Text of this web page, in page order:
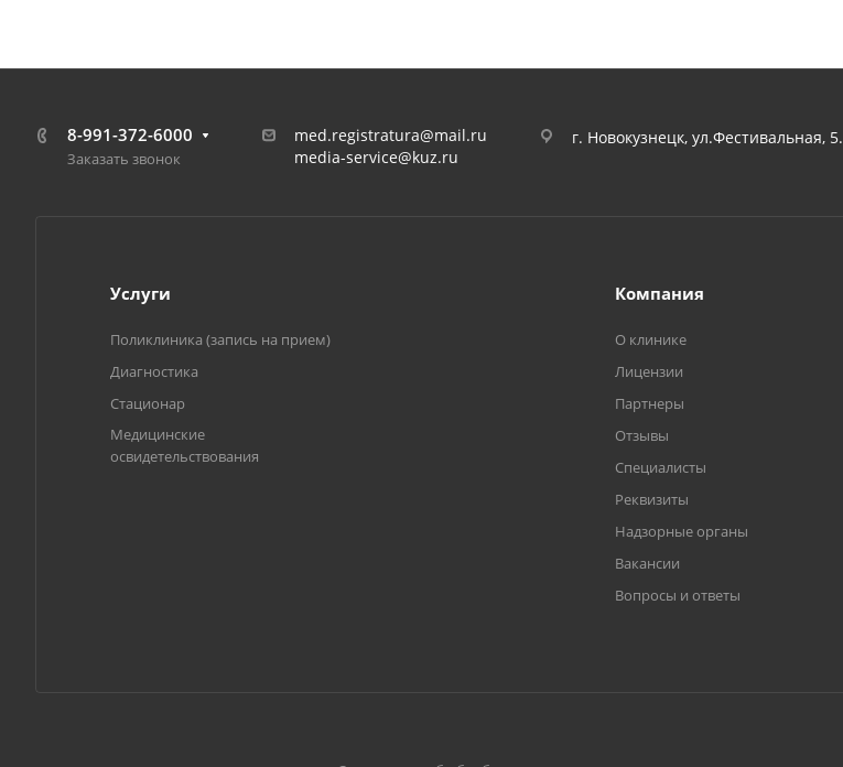
8-991-372-6000
Заказать звонок
med.registratura@mail.ru
media-service@kuz.ru
г. Новокузнецк, ул.Фестивальная, 5.
Услуги
Поликлиника (запись на прием)
Диагностика
Стационар
Медицинские
освидетельствования
Компания
О клинике
Лицензии
Партнеры
Отзывы
Специалисты
Реквизиты
Надзорные органы
Вакансии
Вопросы и ответы